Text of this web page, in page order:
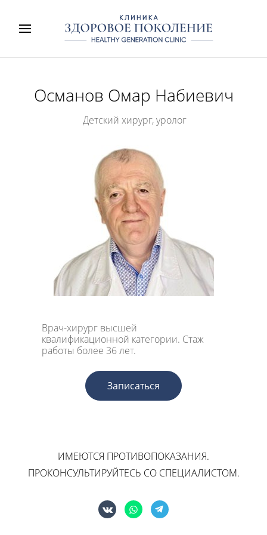
Османов Омар Набиевич
Детский хирург, уролог
Врач-хирург высшей
квалификационной категории. Стаж
работы более 36 лет.
Записаться
ИМЕЮТСЯ ПРОТИВОПОКАЗАНИЯ.
ПРОКОНСУЛЬТИРУЙТЕСЬ СО СПЕЦИАЛИСТОМ.